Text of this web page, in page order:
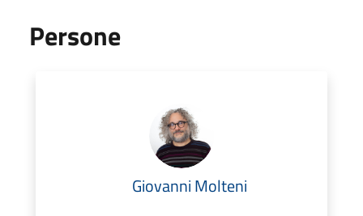
Persone
Giovanni Molteni